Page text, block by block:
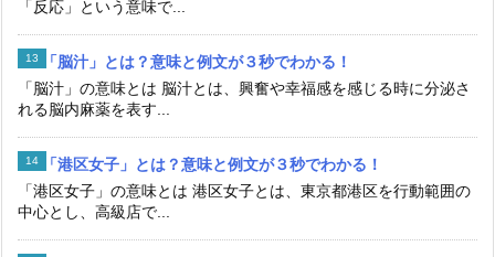
「反応」という意味で...
「脳汁」とは？意味と例文が３秒でわかる！
「脳汁」の意味とは 脳汁とは、興奮や幸福感を感じる時に分泌さ
れる脳内麻薬を表す...
「港区女子」とは？意味と例文が３秒でわかる！
「港区女子」の意味とは 港区女子とは、東京都港区を行動範囲の
中心とし、高級店で...